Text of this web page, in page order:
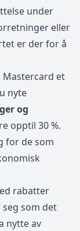
under
eller
er der for å
Mastercard et
nyte
og
opptil 30 %.
for de som
rabatter
som det
nytte av